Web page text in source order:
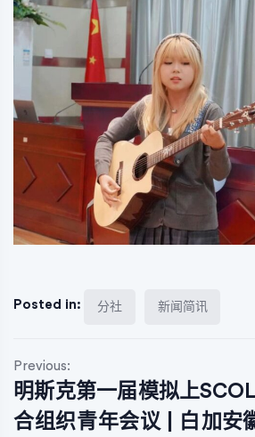
Posted in: 分社 新闻简讯
文
章
Previous:
明斯克第一届模拟上
合组织青年会议 | 白 加安